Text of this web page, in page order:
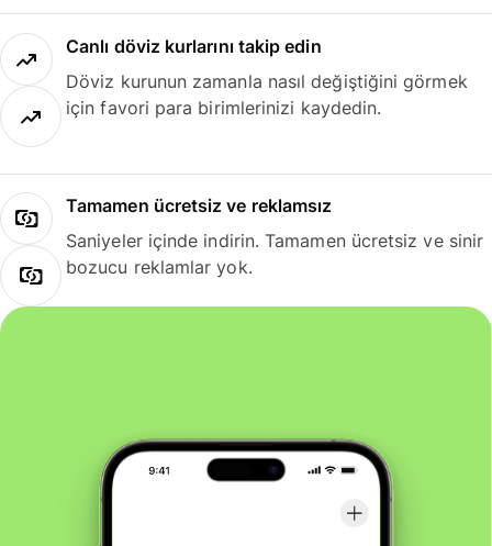
Canlı döviz kurlarını takip edin
Döviz kurunun zamanla nasıl değiştiğini görmek
için favori para birimlerinizi kaydedin.
Tamamen ücretsiz ve reklamsız
Saniyeler içinde indirin. Tamamen ücretsiz ve sinir
bozucu reklamlar yok.